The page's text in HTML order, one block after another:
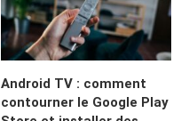
Android TV : comment
contourner le Google Play